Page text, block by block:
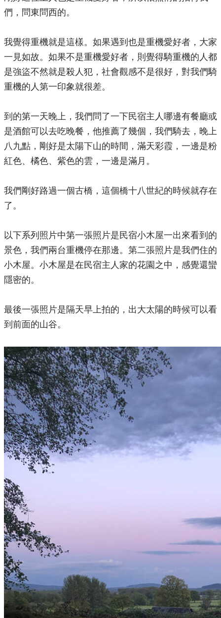
們，問東問西的。
我覺得重機就是這樣。如果遇到也是重機愛好者，大家
一見如故。如果不是重機愛好者，則覺得騎重機的人都
是強盜不然就是殺人犯，社會觀感不是很好，對我們騎
重機的人第一印象就很差。
到的第一天晚上，我們問了一下民宿主人哪邊有餐廳或
是酒館可以去吃晚餐，他推薦了幾個，我們騎去，晚上
八九點，剛好是太陽下山的時間，滿天彩霞，一邊是粉
紅色、橘色、紫色的雲，一邊是滿月。
我們剛好路過一個古橋，這個橋十八世紀的時候就存在
了。
以下系列照片中第一張照片是民宿小木屋一出來看到的
景色，我們兩台重機停在那邊。第二張照片是我們住的
小木屋。小木屋是在民宿主人家的花園之中，感覺還蠻
隱密的。
最後一張照片是隔天早上拍的，出大太陽的時候可以看
到前面的山谷。